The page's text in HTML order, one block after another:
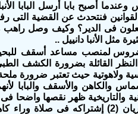
وعندما أصبح بابا أرسل البابا
فنتحدث عن القضية التى
فى الدير؟ وكيف وصل راهب
مثل الأنبا دانييل ..
لمنصب مساعد أسقف
النظر القائلة بضرورة الكشف
ولاهوتية حيث تعتبر ضرورة
والكاهن والأسقف والبابا
والتاريخية ظهر نقصها واضحا
أولا : معلوماته الدينية (1) دير وادى الريان (2)